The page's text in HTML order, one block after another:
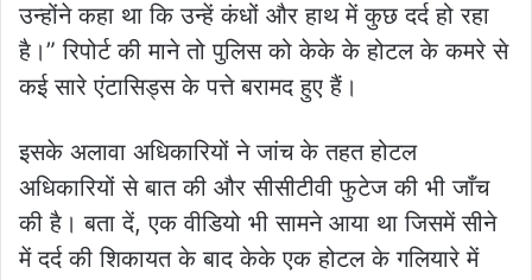
उन्होंने कहा था कि उन्हें कंधों और हाथ में कुछ दर्द हो रहा
है।” रिपोर्ट की माने तो पुलिस को केके के होटल के कमरे से
कई सारे एंटासिड्स के पत्ते बरामद हुए हैं।
इसके अलावा अधिकारियों ने जांच के तहत होटल
अधिकारियों से बात की और सीसीटीवी फुटेज की भी जाँच
की है। बता दें, एक वीडियो भी सामने आया था जिसमें सीने
में दर्द की शिकायत के बाद केके एक होटल के गलियारे में